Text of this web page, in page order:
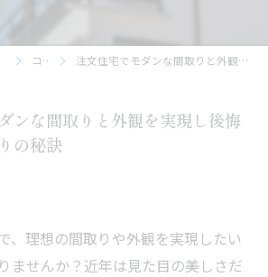
コラム 注文住宅でモダンな間取りと外観を実現し後悔しない家づくりの秘訣
ンな間取りと外観を実現し後悔
の秘訣
、理想の間取りや外観を実現したい
ませんか？近年は見た目の美しさだ